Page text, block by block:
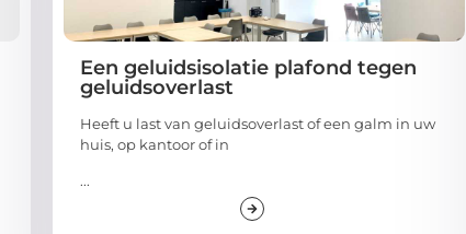
Een geluidsisolatie plafond tegen
geluidsoverlast
Heeft u last van geluidsoverlast of een galm in uw
huis, op kantoor of in
...